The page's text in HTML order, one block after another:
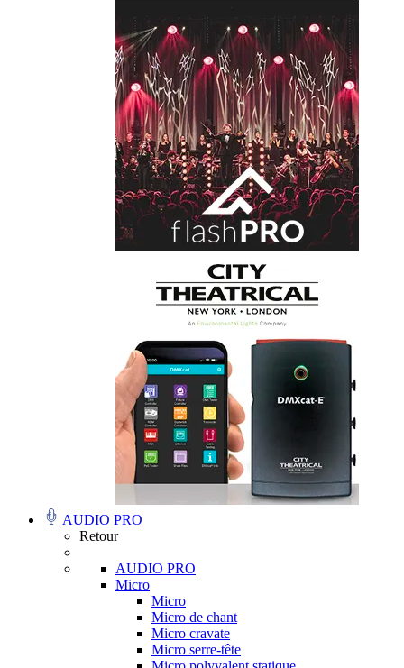
AUDIO PRO
Retour
AUDIO PRO
Micro
Micro
Micro de chant
Micro cravate
Micro serre-tête